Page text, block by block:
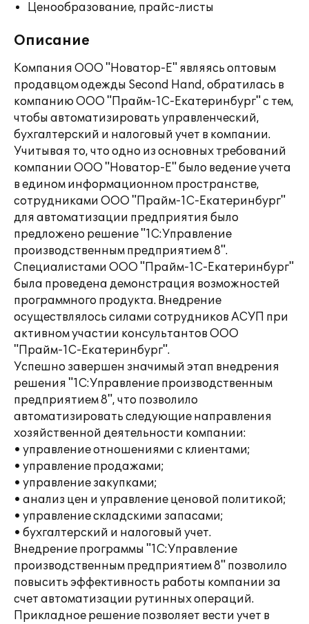
Ценообразование, прайс-листы
Описание
Компания ООО "Новатор-Е" являясь оптовым
продавцом одежды Second Hand, обратилась в
компанию ООО "Прайм-1С-Екатеринбург" с тем,
чтобы автоматизировать управленческий,
бухгалтерский и налоговый учет в компании.
Учитывая то, что одно из основных требований
компании ООО "Новатор-Е" было ведение учета
в едином информационном пространстве,
сотрудниками ООО "Прайм-1С-Екатеринбург"
для автоматизации предприятия было
предложено решение "1С:Управление
производственным предприятием 8".
Специалистами ООО "Прайм-1С-Екатеринбург"
была проведена демонстрация возможностей
программного продукта. Внедрение
осуществлялось силами сотрудников АСУП при
активном участии консультантов ООО
"Прайм-1С-Екатеринбург".
Успешно завершен значимый этап внедрения
решения "1С:Управление производственным
предприятием 8", что позволило
автоматизировать следующие направления
хозяйственной деятельности компании:
• управление отношениями с клиентами;
• управление продажами;
• управление закупками;
• анализ цен и управление ценовой политикой;
• управление складскими запасами;
• бухгалтерский и налоговый учет.
Внедрение программы "1С:Управление
производственным предприятием 8" позволило
повысить эффективность работы компании за
счет автоматизации рутинных операций.
Прикладное решение позволяет вести учет в